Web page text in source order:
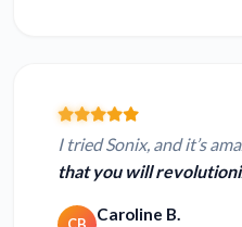
I tried Sonix, and it’s
that you will
Caroline B.